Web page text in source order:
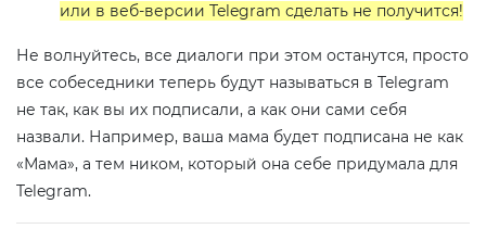
или в веб-версии Telegram сделать не получится!
Не волнуйтесь, все диалоги при этом останутся, просто
все собеседники теперь будут называться в Telegram
не так, как вы их подписали, а как они сами себя
назвали. Например, ваша мама будет подписана не как
«Мама», а тем ником, который она себе придумала для
Telegram.